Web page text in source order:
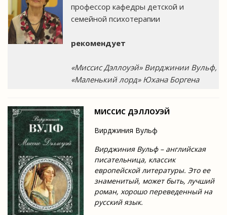
профессор кафедры детской и
семейной психотерапии
рекомендует
«Миссис Дэллоуэй» Вирджинии Вульф,
«Маленький лорд» Юхана Боргена
МИССИС ДЭЛЛОУЭЙ
Вирджиния Вульф
Вирджиния Вульф – английская
писательница, классик
европейской литературы. Это ее
знаменитый, может быть, лучший
роман, хорошо переведенный на
русский язык.